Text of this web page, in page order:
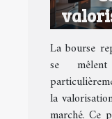
La bourse
se
la